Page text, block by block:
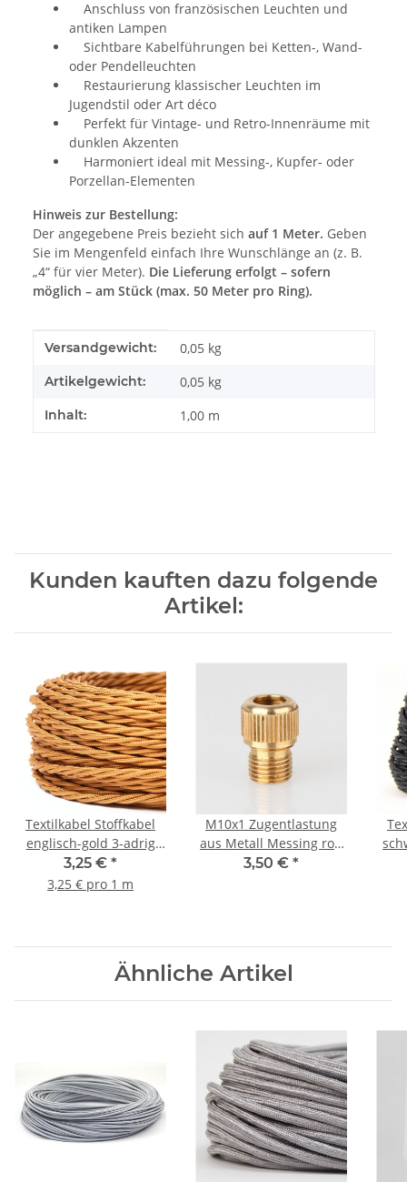
Anschluss von französischen Leuchten und
antiken Lampen
Sichtbare Kabelführungen bei Ketten-, Wand-
oder Pendelleuchten
Restaurierung klassischer Leuchten im
Jugendstil oder Art déco
Perfekt für Vintage- und Retro-Innenräume mit
dunklen Akzenten
Harmoniert ideal mit Messing-, Kupfer- oder
Porzellan-Elementen
Hinweis zur Bestellung:
Der angegebene Preis bezieht sich auf 1 Meter. Geben
Sie im Mengenfeld einfach Ihre Wunschlänge an (z. B.
„4“ für vier Meter). Die Lieferung erfolgt – sofern
möglich – am Stück (max. 50 Meter pro Ring).
Produkteigenschaft
Wert
Versandgewicht: 0,05 kg
Artikelgewicht: 0,05 kg
Inhalt: 1,00 m
Kunden kauften dazu folgende
Artikel:
Textilkabel Stoffkabel
englisch-gold 3-adrig
3x0,75 gedreht verseilt
einzeln umflochten
3,25 € *
3,25 € pro 1 m
M10x1 Zugentlastung
aus Metall Messing roh
unbehandelt 3-teilig mit
3,50 € *
Ähnliche Artikel